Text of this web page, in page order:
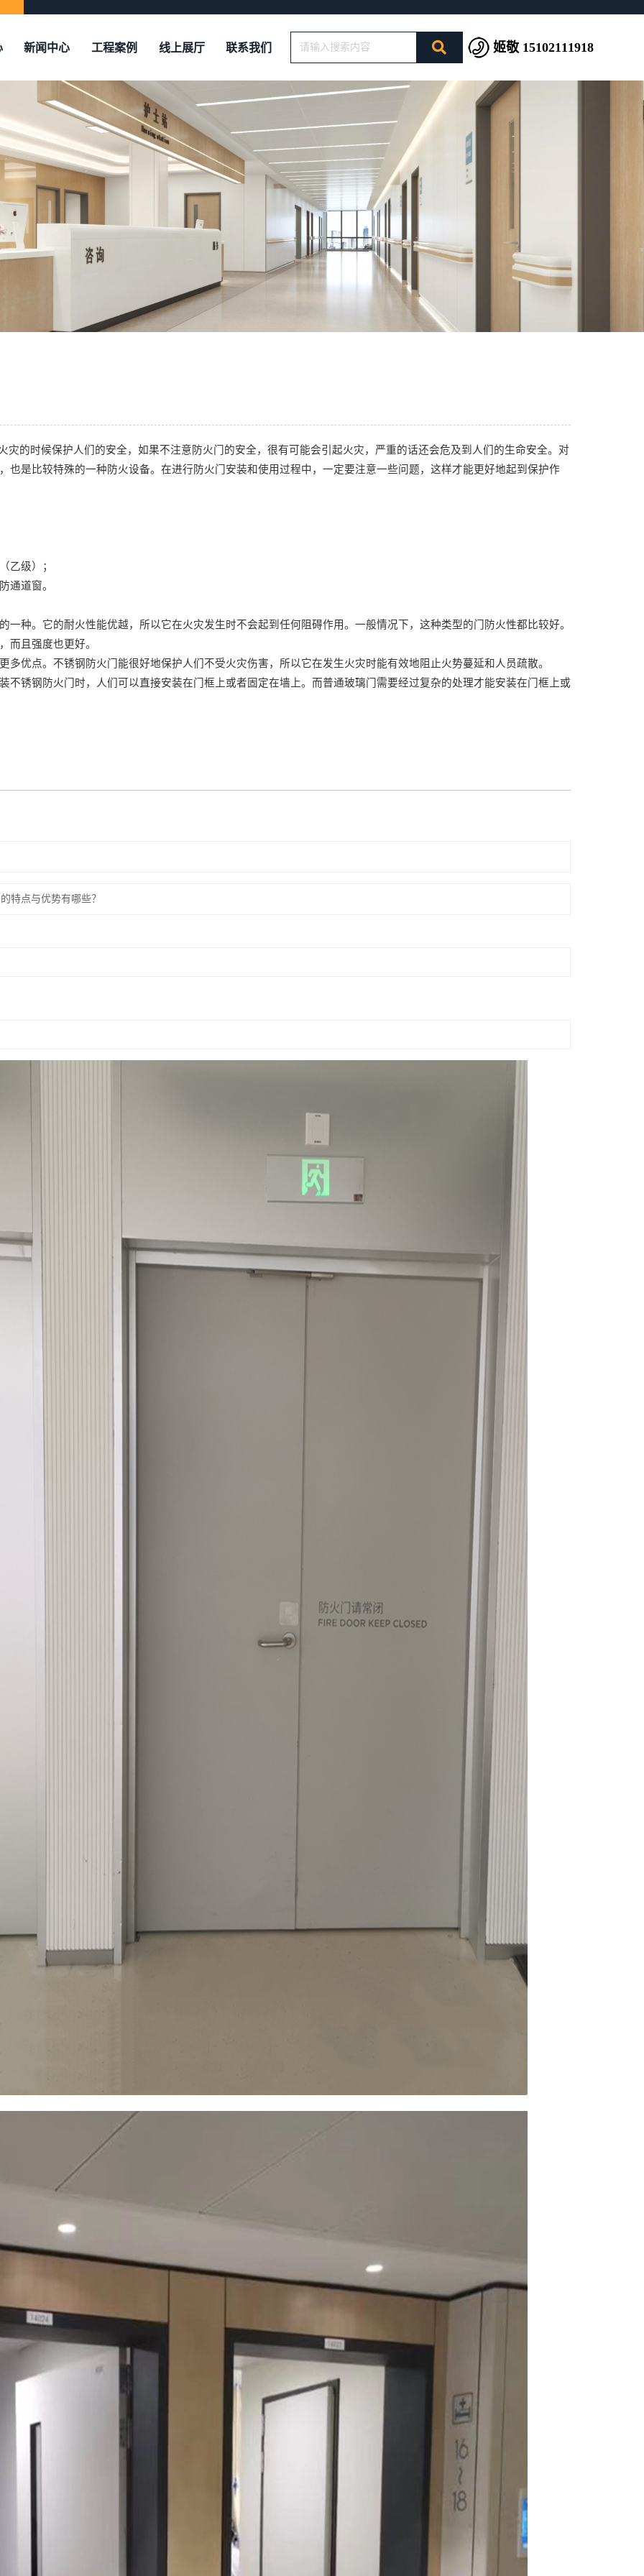
新闻中心 工程案例 线上展厅 联系我们 姬敬 15102111918
时候保护人们的安全，如果不注意防火门的安全，很有可能会引起火灾，严重的话还会危及到人们的生命安全。对
也是比较特殊的一种防火设备。在进行防火门安装和使用过程中，一定要注意一些问题，这样才能更好地起到保护作
乙级）；
通道窗。
种。它的耐火性能优越，所以它在火灾发生时不会起到任何阻碍作用。 一般情况下，这种类型的门防火性都比较好。
而且强度也更好。
多优点。不锈钢防火门能很好地保护人们不受火灾伤害，所以它在发生火灾时能有效地阻止火势蔓延和人员疏散。
不锈钢防火门时，人们可以直接安装在门框上或者固定在墙上。而普通玻璃门需要经过复杂的处理才能安装在门框上或
特点与优势有哪些？